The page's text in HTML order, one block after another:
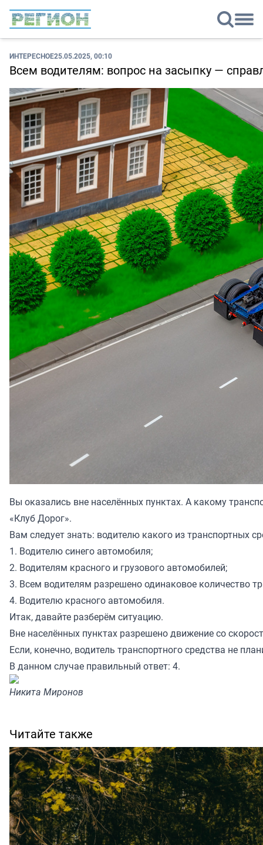
ИНТЕРЕСНОЕ25.05.2025, 00:10
Всем водителям: вопрос на засыпку —
Вы оказались вне населённых пунктах. А какому
«Клуб Дорог».
Вам следует знать: водителю какого из транспортных
1. Водителю синего автомобиля;
2. Водителям красного и грузового автомобилей;
3. Всем водителям разрешено одинаковое количество
4. Водителю красного автомобиля.
Итак, давайте разберём ситуацию.
Вне населённых пунктах разрешено движение со
Если, конечно, водитель транспортного средства не
В данном случае правильный ответ: 4.
Никита Миронов
Читайте также